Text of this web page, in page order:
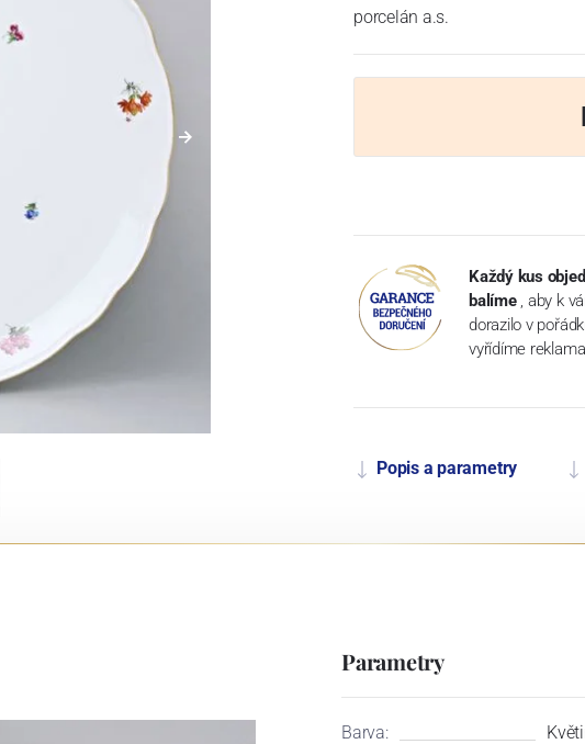
porcelán a.s.
Každý kus
balíme , aby k
dorazilo v
vyřídíme
Popis a parametry
Parametry
Barva: